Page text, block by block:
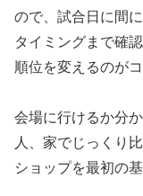
ので、試合日に間
タイミングまで確
順位を変えるのがコ
会場に行けるか分
人、家でじっくり
ショップを最初の